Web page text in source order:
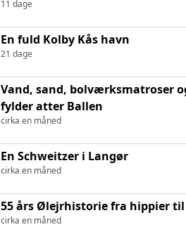
11 dage
En fuld Kolby Kås havn
21 dage
Vand, sand, bolværksmatroser
fylder atter Ballen
cirka en måned
En Schweitzer i Langør
cirka en måned
55 års Ølejrhistorie fra hippier
cirka en måned